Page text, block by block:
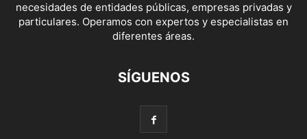
necesidades de entidades públicas, empresas privadas y
particulares. Operamos con expertos y especialistas en
diferentes áreas.
SÍGUENOS